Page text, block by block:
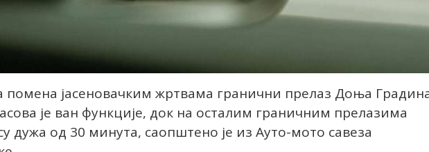
помена јасеновачким жртвама гранични прелаз Доња
је ван функције, док на осталим граничним прелазима
дужа од 30 минута, саопштено је из Ауто-мото савеза